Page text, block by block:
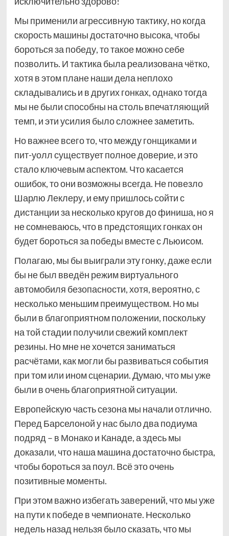
Мы применили агрессивную тактику, но когда
скорость машины достаточно высока, чтобы
бороться за победу, то такое можно себе
позволить. И тактика была реализована чётко,
хотя в этом плане наши дела неплохо
складывались и в других гонках, однако тогда
мы не были способны на столь впечатляющий
темп, и эти усилия было сложнее заметить.
Но важнее всего то, что между гонщиками и
пит-уолл существует полное доверие, и это
стало ключевым аспектом. Что касается
ошибок, то они возможны всегда. Не повезло
Шарлю Леклеру, и ему пришлось сойти с
дистанции за несколько кругов до финиша, но я
не сомневаюсь, что в предстоящих гонках он
будет бороться за победы вместе с Льюисом.
Полагаю, мы бы выиграли эту гонку, даже если
бы не был введён режим виртуального
автомобиля безопасности, хотя, вероятно, с
несколько меньшим преимуществом. Но мы
были в благоприятном положении, поскольку
на той стадии получили свежий комплект
резины. Но мне не хочется заниматься
расчётами, как могли бы развиваться события
при том или ином сценарии. Думаю, что мы уже
были в очень благоприятной ситуации.
Европейскую часть сезона мы начали отлично.
Перед Барселоной у нас было два подиума
подряд – в Монако и Канаде, а здесь мы
доказали, что наша машина достаточно быстра,
чтобы бороться за поул. Всё это очень
позитивные моменты.
При этом важно избегать заверений, что мы уже
на пути к победе в чемпионате. Несколько
недель назад нельзя было сказать, что мы